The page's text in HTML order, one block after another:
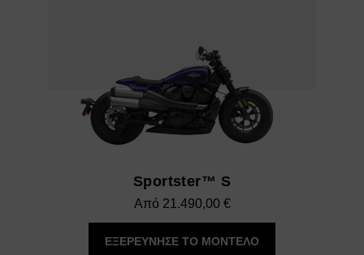
Sportster™ S
Από 21.490,00 €
ΕΞΕΡΕΥΝΗΣΕ ΤΟ ΜΟΝΤΕΛΟ